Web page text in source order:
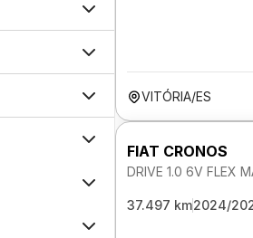
VITÓRIA/ES
FIAT CRONOS
DRIVE 1.0 6V FLEX
37.497 km2024/